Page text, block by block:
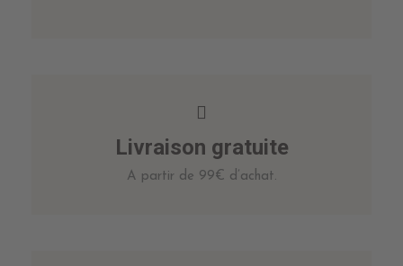
Livraison gratuite
A partir de 99€ d’achat.